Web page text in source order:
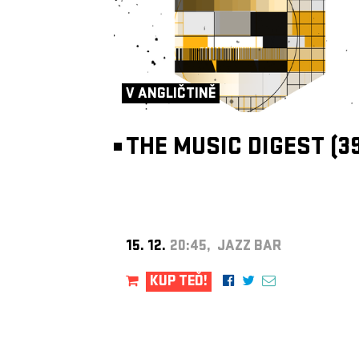
V ANGLIČTINĚ
THE MUSIC DIGEST
15. 12. 20:45, JAZZ BAR
KUP TEĎ!